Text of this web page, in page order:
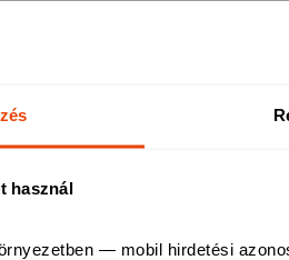
használ
— mobil hirdetési
feltételei Drivello
Union Vienna
ügyféltájékoztató
Uniqa Biztosító Zrt. -
2026.02.25